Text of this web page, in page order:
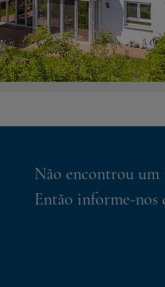
Não encontrou um
Então informe-nos